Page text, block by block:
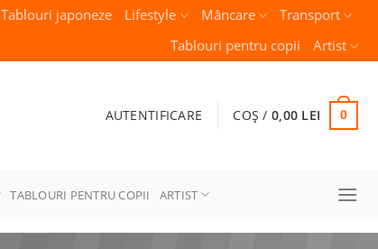
Tablouri japoneze Lifestyle Mâncare
Transport
Tablouri pentru copii
Artist
AUTENTIFICARE COȘ / 0,00 LEI 0
TABLOURI PENTRU COPII ARTIST